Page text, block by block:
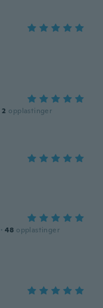
2 opplastinger
· 48 opplastinger